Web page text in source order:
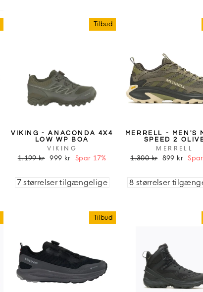
Tilbud
VIKING - ANACONDA 4X4
LOW WP BOA
VIKING
1.199 kr 999 kr Spar 17%
7 størrelser tilgængelige
MERRELL - MEN'S
SPEED 2
MERRELL
1.300 kr 899 kr
8 størrelser
Tilbud